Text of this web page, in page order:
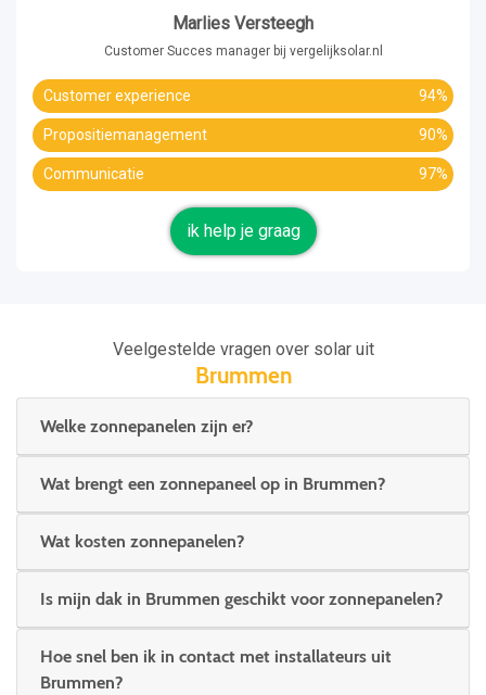
Marlies Versteegh
Customer Succes manager bij vergelijksolar.nl
Customer experience 94%
Propositiemanagement 90%
Communicatie 97%
ik help je graag
Veelgestelde vragen over solar uit
Brummen
Welke zonnepanelen zijn er?
Wat brengt een zonnepaneel op in Brummen?
Wat kosten zonnepanelen?
Is mijn dak in Brummen geschikt voor zonnepanelen?
Hoe snel ben ik in contact met installateurs uit
Brummen?